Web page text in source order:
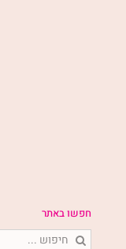
חפשו באתר
חיפוש...